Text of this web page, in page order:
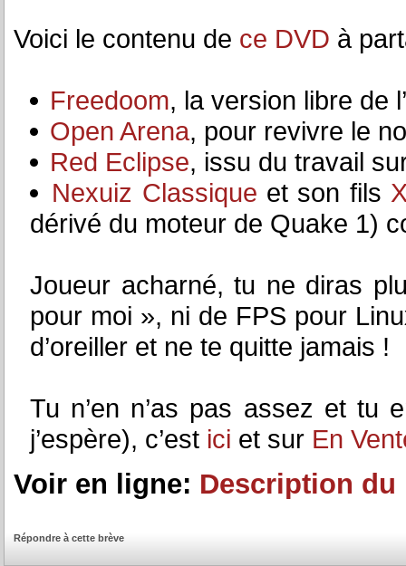
Voici le contenu de ce DVD à
Freedoom, la version libre de
Open Arena, pour revivre le
Red Eclipse, issu du travail
Nexuiz Classique et son fils
dérivé du moteur de Quake 1)
Joueur acharné, tu ne diras
pour moi », ni de FPS pour
d’oreiller et ne te quitte jamais !
Tu n’en n’as pas assez et tu
j’espère), c’est ici et sur En
Voir en ligne: Description du
Répondre à cette brève